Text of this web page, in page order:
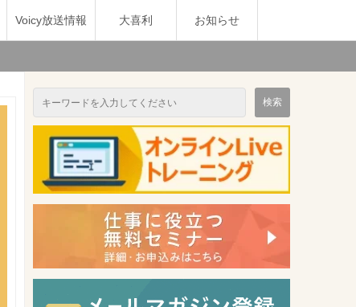
Voicy放送情報 大喜利 お知らせ